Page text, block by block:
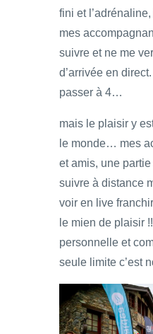
fini et
mes
suivre et ne me
d’arrivée en
passer à 4…
mais le plaisir y
le monde… mes
et amis, une
suivre à distance
voir en live
le mien de plaisir
personnelle et
seule limite c’est